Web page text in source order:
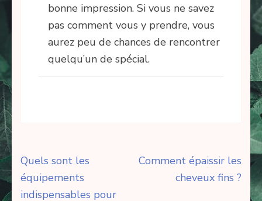
bonne impression. Si vous ne savez
pas comment vous y prendre, vous
aurez peu de chances de rencontrer
quelqu’un de spécial.
Navigation
de
l’article
Quels sont les
équipements
indispensables pour
Comment épaissir les
cheveux fins ?